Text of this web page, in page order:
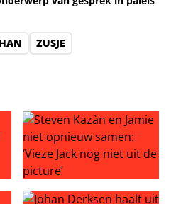
ZUSJE
kraakt tegenstand
Steven Kazàn en Jamie niet